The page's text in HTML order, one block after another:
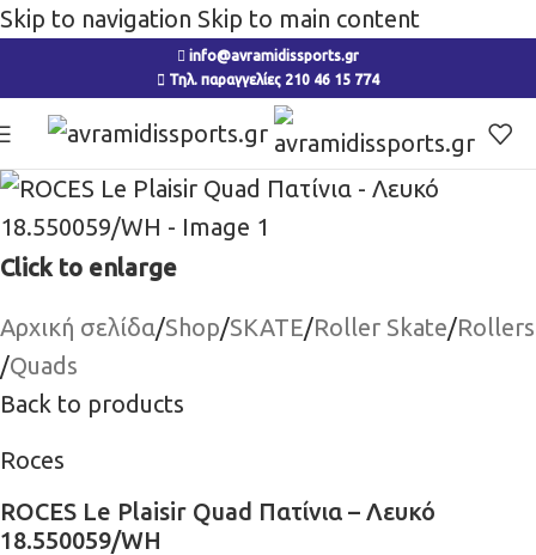
Skip to navigation Skip to main content
info@avramidissports.gr
Τηλ. παραγγελίες 210 46 15 774
Click to enlarge
Αρχική σελίδα/Shop/SKATE/Roller Skate/Rollers
/Quads
Back to products
Roces
ROCES Le Plaisir Quad Πατίνια – Λευκό
18.550059/WH